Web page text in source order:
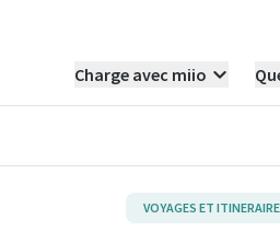
Charge avec miio
VOYAGES ET